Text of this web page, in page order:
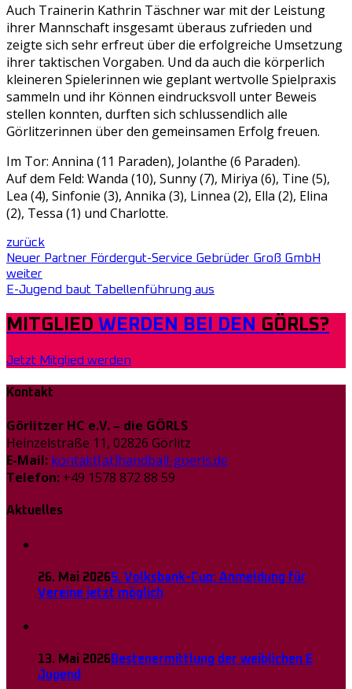
Auch Trainerin Kathrin Täschner war mit der Leistung
ihrer Mannschaft insgesamt überaus zufrieden und
zeigte sich sehr erfreut über die erfolgreiche Umsetzung
ihrer taktischen Vorgaben. Und da auch die körperlich
kleineren Spielerinnen wie geplant wertvolle Spielpraxis
sammeln und ihr Können eindrucksvoll unter Beweis
stellen konnten, durften sich schlussendlich alle
Görlitzerinnen über den gemeinsamen Erfolg freuen.
Im Tor: Annina (11 Paraden), Jolanthe (6 Paraden).
Auf dem Feld: Wanda (10), Sunny (7), Miriya (6), Tine (5),
Lea (4), Sinfonie (3), Annika (3), Linnea (2), Ella (2), Elina
(2), Tessa (1) und Charlotte.
zurück
Neuer Partner Fördergut-Service Gebrüder Groß GmbH
weiter
E-Jugend baut Tabellenführung aus
MITGLIED WERDEN BEI DEN GÖRLS?
Jetzt Mitglied werden
Kontakt
Görlitzer HC e.V. – die GÖRLS
Heinzelstraße 11, 02826 Görlitz
E-Mail: kontakt[at]handball-goerls.de
Telefon: +49 1578 872 88 59
Aktuelles
26. Mai 20265. Volksbank-Cup: Anmeldung für
Vereine jetzt möglich
13. Mai 2026Bestenermittlung der weiblichen E
Jugend